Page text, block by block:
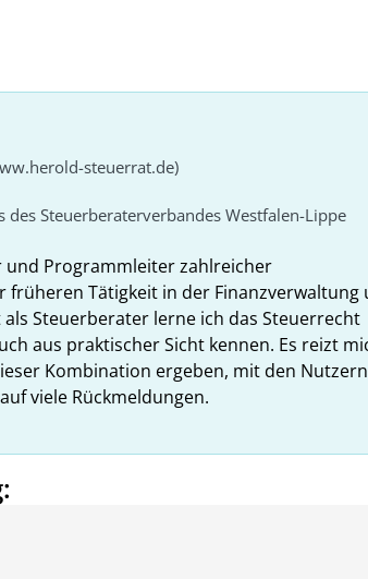
steuerrat.de)
des Steuerberaterverbandes Westfalen-Lippe
Programmleiter zahlreicher
Tätigkeit in der Finanzverwaltung
Steuerberater lerne ich das Steuerrecht
aus praktischer Sicht kennen. Es reizt
Kombination ergeben, mit den
viele Rückmeldungen.